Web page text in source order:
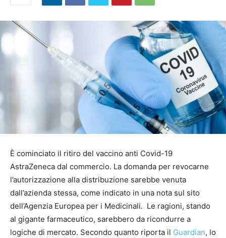
È cominciato il ritiro del vaccino anti Covid-19
AstraZeneca dal commercio. La domanda per revocarne
l’autorizzazione alla distribuzione sarebbe venuta
dall’azienda stessa, come indicato in una nota sul sito
dell’Agenzia Europea per i Medicinali. Le ragioni, stando
al gigante farmaceutico, sarebbero da ricondurre a
logiche di mercato. Secondo quanto riporta il Guardian, lo